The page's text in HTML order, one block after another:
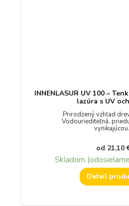
INNENLASUR UV 100 –
lazúra s UV
Prirodzený vzhľad
Vodouriediteľná,
od 21,10
Skladom
Detail